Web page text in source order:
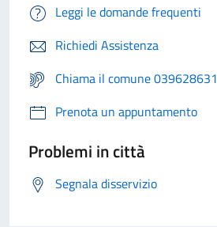
Leggi le domande frequenti
Richiedi Assistenza
Chiama il comune 039628631
Prenota un appuntamento
Problemi in città
Segnala disservizio